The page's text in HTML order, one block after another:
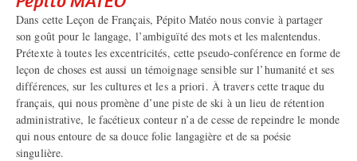
Dans cette Leçon de Français, Pépito Matéo nous convie à partager
son goût pour le langage, l’ambiguïté des mots et les malentendus.
Prétexte à toutes les excentricités, cette pseudo-conférence en forme de
leçon de choses est aussi un témoignage sensible sur l’humanité et ses
différences, sur les cultures et les a priori. À travers cette traque du
français, qui nous promène d’une piste de ski à un lieu de rétention
administrative, le facétieux conteur n’a de cesse de repeindre le monde
qui nous entoure de sa douce folie langagière et de sa poésie
singulière.